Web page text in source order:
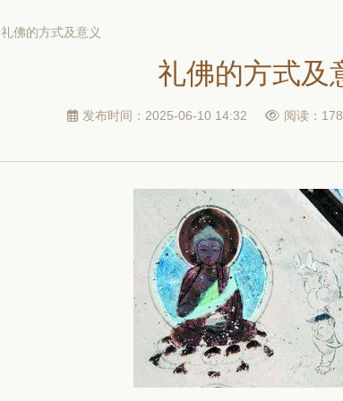
​ 礼佛的方式及意义
礼佛的方式及
发布时间：2025-06-10 14:32 阅读：178